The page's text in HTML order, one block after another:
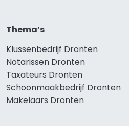
Thema’s
Klussenbedrijf Dronten
Notarissen Dronten
Taxateurs Dronten
Schoonmaakbedrijf Dronten
Makelaars Dronten